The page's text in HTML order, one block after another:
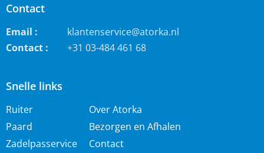
Snelle links
Ruiter
Paard
Zadelpasservice
Over Atorka
Bezorgen en Afhalen
Contact
Contact
Email :
klantenservice@atorka.nl
Contact :
+31 03-484 461 68